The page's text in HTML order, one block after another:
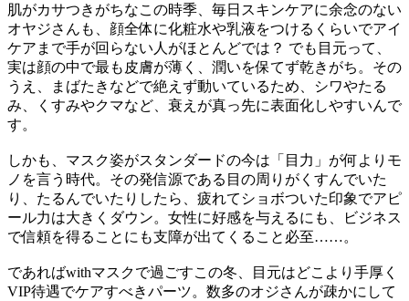
肌がカサつきがちなこの時季、毎日スキンケアに余念のない
オヤジさんも、顔全体に化粧水や乳液をつけるくらいでアイ
ケアまで手が回らない人がほとんどでは？ でも目元って、
実は顔の中で最も皮膚が薄く、潤いを保てず乾きがち。その
うえ、まばたきなどで絶えず動いているため、シワやたる
み、くすみやクマなど、衰えが真っ先に表面化しやすいんで
す。
しかも、マスク姿がスタンダードの今は「目力」が何よりモ
ノを言う時代。その発信源である目の周りがくすんでいた
り、たるんでいたりしたら、疲れてショボついた印象でアピ
ール力は大きくダウン。女性に好感を与えるにも、ビジネス
で信頼を得ることにも支障が出てくること必至……。
であればwithマスクで過ごすこの冬、目元はどこより手厚く
VIP待遇でケアすべきパーツ。数多のオジさんが疎かにして